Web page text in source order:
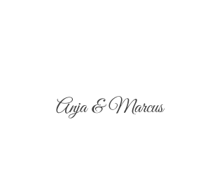
Anja & Marcus